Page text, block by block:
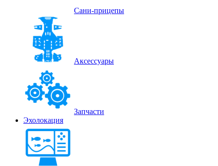
Сани-прицепы
Аксессуары
Запчасти
Эхолокация